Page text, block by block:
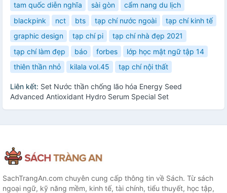
tam quốc diễn nghĩa
sài gòn
cẩm nang du lịch
blackpink
nct bts tạp chí nước ngoài
tạp chí kinh tế
graphic design
tạp chí pi
tạp chí nhà đẹp 2021
tạp chí làm đẹp
báo forbes
lớp học mật ngữ tập 14
thiên thần nhỏ
kilala vol.45 tạp chí nội thất
Liên kết: Set Nước thần chống lão hóa Energy Seed
Advanced Antioxidant Hydro Serum Special Set
SachTrangAn.com chuyên cung cấp thông tin về Sách. Từ sách
ngoại ngữ, kỹ năng mềm, kinh tế, tài chính, tiểu thuyết, học tập,